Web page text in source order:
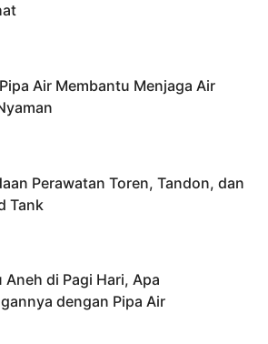
Air Membantu Menjaga Air
Perawatan Toren, Tandon, dan
Tank
Aneh di Pagi Hari, Apa
dengan Pipa Air